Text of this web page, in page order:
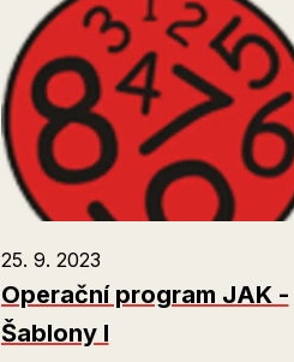
25. 9. 2023
Operační program JAK -
Šablony I